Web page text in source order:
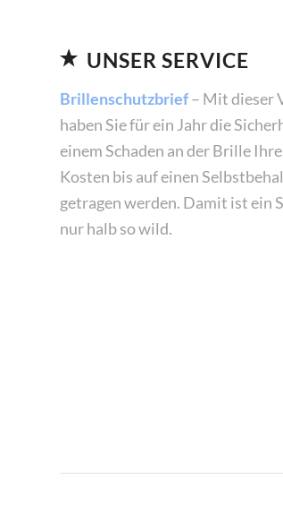
UNSER SERVICE
Brillenschutzbrief– Mit dieser
haben Sie für ein Jahr die
einem Schaden an der Brille
Kosten bis auf einen
getragen werden. Damit ist ein
nur halb so wild.